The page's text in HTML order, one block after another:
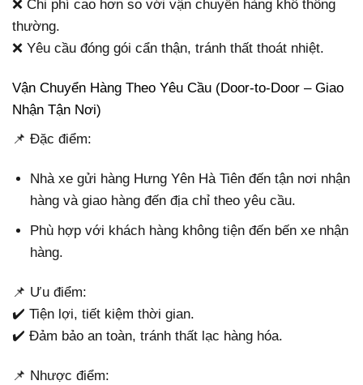
❌ Chi phí cao hơn so với vận chuyển hàng khô thông
thường.
❌ Yêu cầu đóng gói cẩn thận, tránh thất thoát nhiệt.
Vận Chuyển Hàng Theo Yêu Cầu (Door-to-Door – Giao
Nhận Tận Nơi)
📌 Đặc điểm:
Nhà xe gửi hàng Hưng Yên Hà Tiên đến tận nơi nhận
hàng và giao hàng đến địa chỉ theo yêu cầu.
Phù hợp với khách hàng không tiện đến bến xe nhận
hàng.
📌 Ưu điểm:
✔️ Tiện lợi, tiết kiệm thời gian.
✔️ Đảm bảo an toàn, tránh thất lạc hàng hóa.
📌 Nhược điểm: